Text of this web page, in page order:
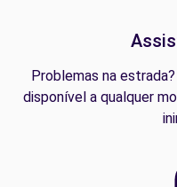
Problemas na
disponível a qualquer